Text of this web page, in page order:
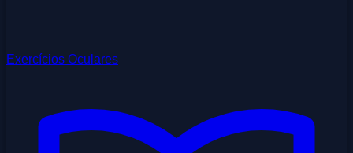
Exercícios Oculares